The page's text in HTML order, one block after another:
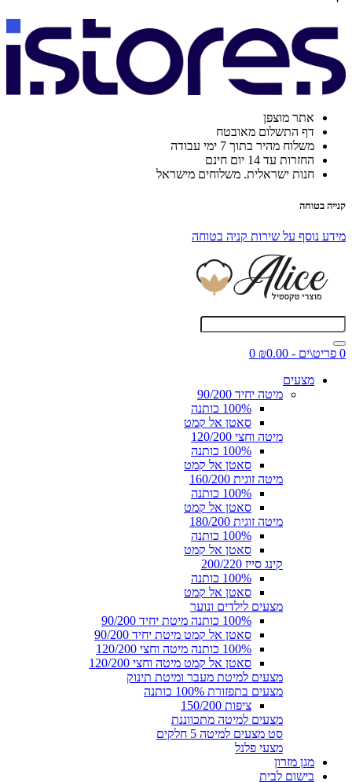
אתר מוצפן
דף התשלום מאובטח
משלוח מהיר בתוך 7 ימי עבודה
החזרות עד 14 יום חינם
חנות ישראלית. משלוחים מישראל
קנייה בטוחה
מידע נוסף על שירות קניה בטוחה
0 פריט\ים - ₪0.00
0
מצעים
מיטה יחיד 90/200
100% כותנה
סאטן אל קמט
מיטה וחצי 120/200
100% כותנה
סאטן אל קמט
מיטה זוגית 160/200
100% כותנה
סאטן אל קמט
מיטה זוגית 180/200
100% כותנה
סאטן אל קמט
קינג סייז 200/220
100% כותנה
סאטן אל קמט
מצעים לילדים ונוער
100% כותנה מיטת יחיד 90/200
סאטן אל קמט מיטת יחיד 90/200
100% כותנה מיטה וחצי 120/200
סאטן אל קמט מיטה וחצי 120/200
מצעים למיטת מעבר ומיטת תינוק
מצעים בתפזורת 100% כותנה
ציפות 150/200
מצעים למיטה מתכווננת
סט מצעים למיטה 5 חלקים
מצעי פלנל
מגן מזרון
בישום לבית